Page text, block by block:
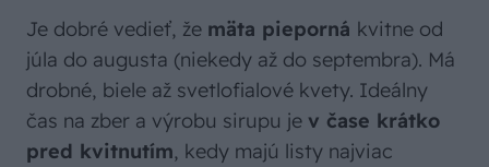
Je dobré vedieť, že mäta pieporná kvitne od
júla do augusta (niekedy až do septembra). Má
drobné, biele až svetlofialové kvety. Ideálny
čas na zber a výrobu sirupu je v čase krátko
pred kvitnutím, kedy majú listy najviac